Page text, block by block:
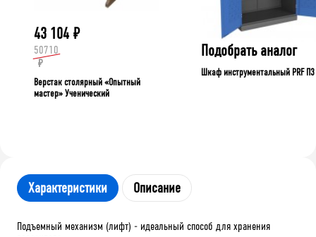
43 104 ₽
50710
₽
Верстак столярный «Опытный
мастер» Ученический
Подобрать аналог
Шкаф инструментальный PRF П3
Характеристики Описание
Подъемный механизм (лифт) - идеальный способ для хранения